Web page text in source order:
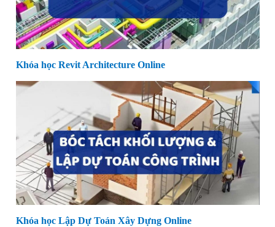
Khóa học Revit Architecture Online
Khóa học Lập Dự Toán Xây Dựng Online